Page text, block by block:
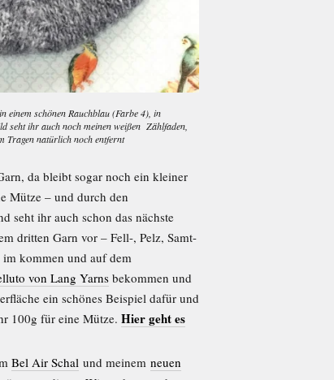
in einem schönen Rauchblau (Farbe 4), in
seht ihr auch noch meinen weißen Zählfaden,
Tragen natürlich noch entfernt
da bleibt sogar noch ein kleiner
Mütze – und durch den
seht ihr auch schon das nächste
dritten Garn vor – Fell-, Pelz, Samt-
kommen und auf dem
von Lang Yarns bekommen und
ein schönes Beispiel dafür und
100g für eine Mütze. Hier geht es
Bel Air Schal und meinem neuen